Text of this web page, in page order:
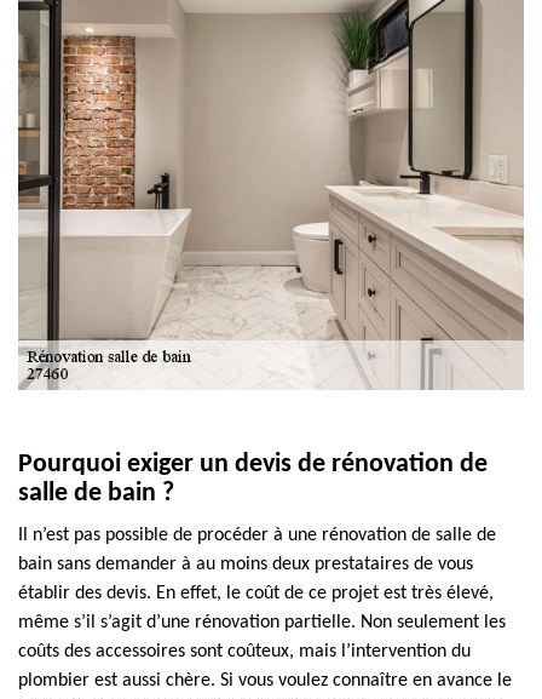
Pourquoi exiger un devis de rénovation de
salle de bain ?
Il n’est pas possible de procéder à une rénovation de salle de
bain sans demander à au moins deux prestataires de vous
établir des devis. En effet, le coût de ce projet est très élevé,
même s’il s’agit d’une rénovation partielle. Non seulement les
coûts des accessoires sont coûteux, mais l’intervention du
plombier est aussi chère. Si vous voulez connaître en avance le